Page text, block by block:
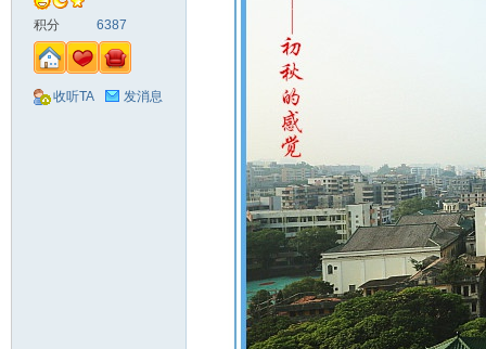
积分 6387
收听TA 发消息